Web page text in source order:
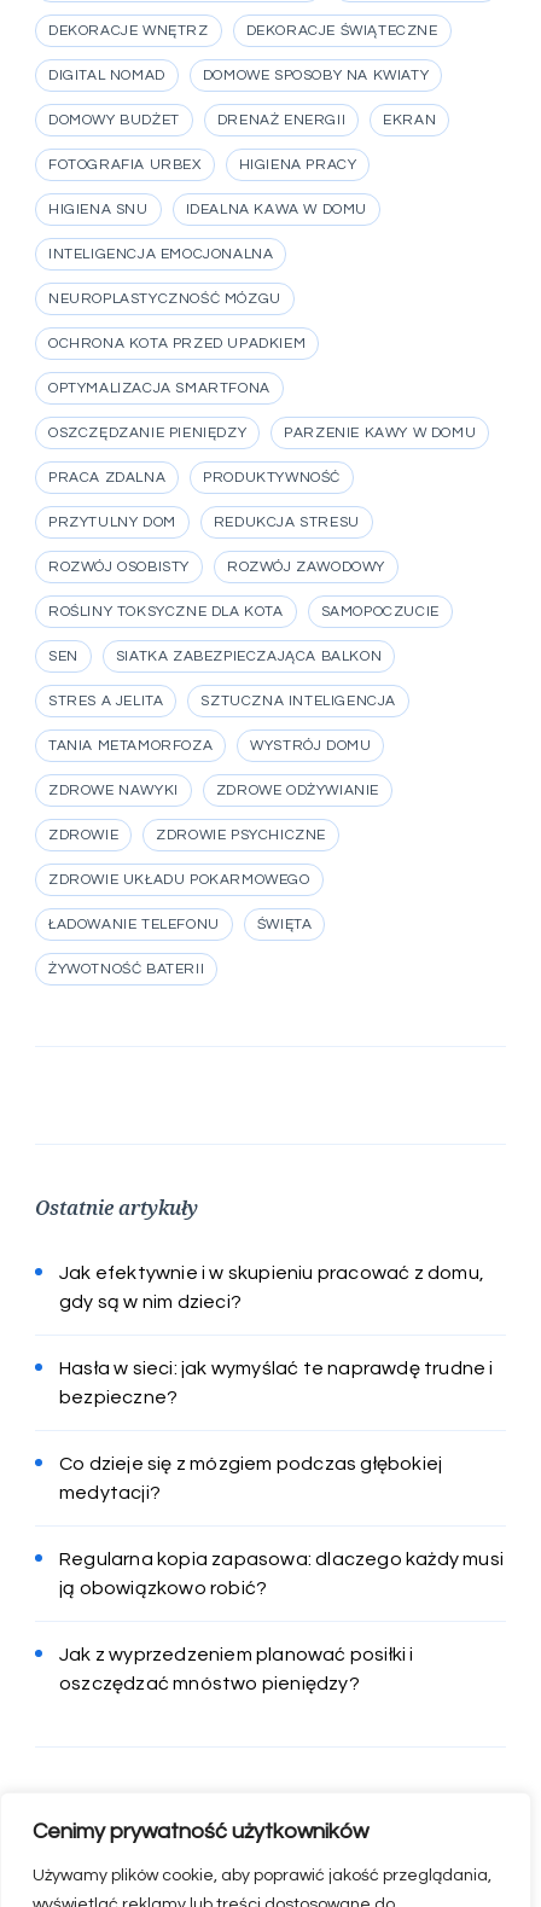
Cenimy prywatność użytkowników
Używamy plików cookie, aby poprawić jakość przeglądania,
DEKORACJE WNĘTRZ DEKORACJE ŚWIĄTECZNE
DIGITAL NOMAD DOMOWE SPOSOBY NA KWIATY
DOMOWY BUDŻET DRENAŻ ENERGII EKRAN
FOTOGRAFIA URBEX HIGIENA PRACY
HIGIENA SNU IDEALNA KAWA W DOMU
INTELIGENCJA EMOCJONALNA
NEUROPLASTYCZNOŚĆ MÓZGU
OCHRONA KOTA PRZED UPADKIEM
OPTYMALIZACJA SMARTFONA
OSZCZĘDZANIE PIENIĘDZY PARZENIE KAWY W DOMU
PRACA ZDALNA PRODUKTYWNOŚĆ
PRZYTULNY DOM REDUKCJA STRESU
ROZWÓJ OSOBISTY ROZWÓJ ZAWODOWY
ROŚLINY TOKSYCZNE DLA KOTA SAMOPOCZUCIE
SEN SIATKA ZABEZPIECZAJĄCA BALKON
STRES A JELITA SZTUCZNA INTELIGENCJA
TANIA METAMORFOZA WYSTRÓJ DOMU
ZDROWE NAWYKI ZDROWE ODŻYWIANIE
ZDROWIE ZDROWIE PSYCHICZNE
ZDROWIE UKŁADU POKARMOWEGO
ŁADOWANIE TELEFONU ŚWIĘTA
ŻYWOTNOŚĆ BATERII
Ostatnie artykuły
Jak efektywnie i w skupieniu pracować z domu,
gdy są w nim dzieci?
Hasła w sieci: jak wymyślać te naprawdę trudne i
bezpieczne?
Co dzieje się z mózgiem podczas głębokiej
medytacji?
Regularna kopia zapasowa: dlaczego każdy musi
ją obowiązkowo robić?
Jak z wyprzedzeniem planować posiłki i
oszczędzać mnóstwo pieniędzy?